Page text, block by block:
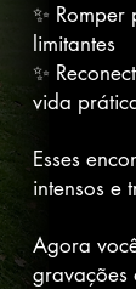
✨
limitantes
✨
vida
Esses
intensos e
Agora
gravações